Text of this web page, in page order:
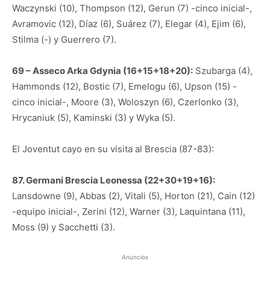
Waczynski (10), Thompson (12), Gerun (7) -cinco inicial-,
Avramovic (12), Díaz (6), Suárez (7), Elegar (4), Ejim (6),
Stilma (-) y Guerrero (7).
69 – Asseco Arka Gdynia (16+15+18+20): Szubarga (4),
Hammonds (12), Bostic (7), Emelogu (6), Upson (15) -
cinco inicial-, Moore (3), Woloszyn (6), Czerlonko (3),
Hrycaniuk (5), Kaminski (3) y Wyka (5).
El Joventut cayo en su visita al Brescia (87-83):
87. Germani Brescia Leonessa (22+30+19+16):
Lansdowne (9), Abbas (2), Vitali (5), Horton (21), Cain (12)
-equipo inicial-, Zerini (12), Warner (3), Laquintana (11),
Moss (9) y Sacchetti (3).
Anuncios